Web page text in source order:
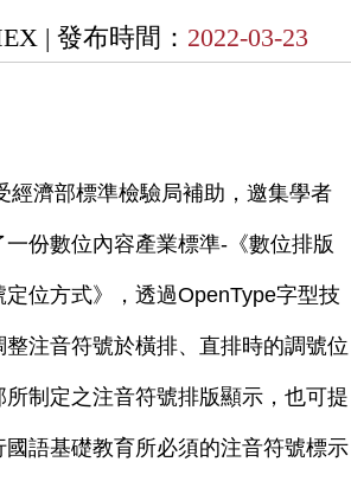
| 發布時間： 2022-03-23
經濟部標準檢驗局補助，邀集學者
份數位內容產業標準-《數位排版
位方式》，透過OpenType字型技
注音符號於橫排、直排時的調號位
制定之注音符號排版顯示，也可提
語基礎教育所必須的注音符號標示